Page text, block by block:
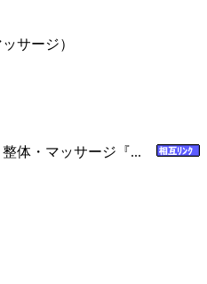
サージ）
整体・マッサージ『...